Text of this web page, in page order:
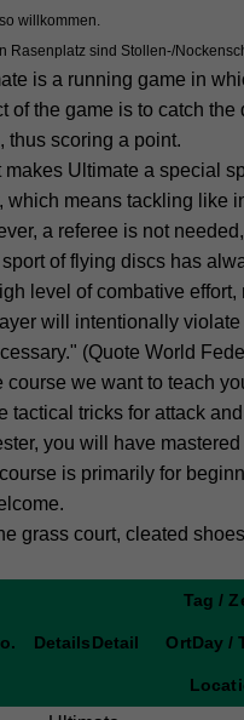
willkommen.
Rasenplatz sind Stollen-/
is a running game in
of the game is to catch
thus scoring a point.
makes Ultimate a special
which means tackling like
a referee is not
of flying discs has
level of combative
will intentionally
(Quote World
course we want to teach
tactical tricks for attack
you will have
is primarily for
grass court, cleated
DetailsDetail
Tag /
OrtDay /